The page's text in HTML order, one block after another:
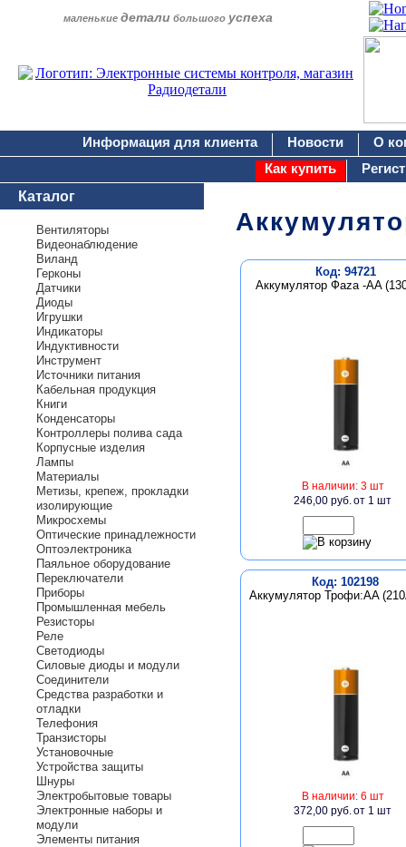
маленькие детали большого успеха
Информация для клиента Новости
О
Как купить
Каталог
Вентиляторы
Видеонаблюдение
Виланд
Герконы
Датчики
Диоды
Игрушки
Индикаторы
Индуктивности
Инструмент
Источники питания
Кабельная продукция
Книги
Конденсаторы
Контроллеры полива сада
Корпусные изделия
Лампы
Материалы
Метизы, крепеж, прокладки
изолирующие
Микросхемы
Оптические принадлежности
Оптоэлектроника
Паяльное оборудование
Переключатели
Приборы
Промышленная мебель
Резисторы
Реле
Светодиоды
Силовые диоды и модули
Соединители
Средства разработки и
отладки
Телефония
Транзисторы
Установочные
Устройства защиты
Шнуры
Электробытовые товары
Электронные наборы и
модули
Элементы питания
Код: 94721
Аккумулятор Фаzа -AA
В наличии: 3 шт
246,00 руб.от 1 шт
Код: 102198
Аккумулятор Трофи:AA
В наличии: 6 шт
372,00 руб.от 1 шт